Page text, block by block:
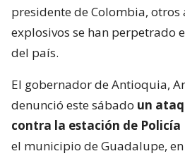
presidente de Colombia, otros
explosivos se han perpetrado
del país.
El gobernador de Antioquia,
denunció este sábado un
contra la estación de Policía
el municipio de Guadalupe,